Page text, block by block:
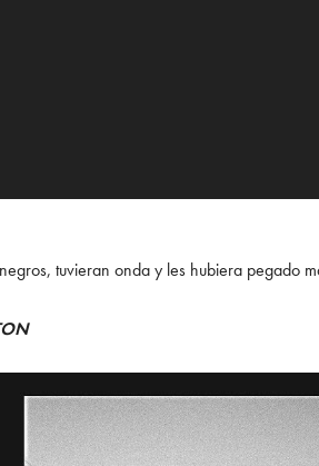
tuvieran onda y les hubiera pegado